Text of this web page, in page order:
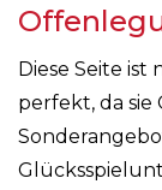
Diese Seite
perfekt, da sie